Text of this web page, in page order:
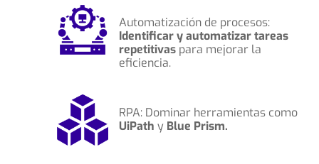
Automatización de procesos:
Identificar y automatizar tareas
repetitivaspara mejorar la
eficiencia.
RPA: Dominar herramientas como
UiPath y Blue Prism.